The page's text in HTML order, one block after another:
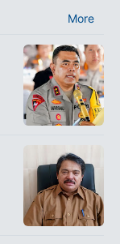
More